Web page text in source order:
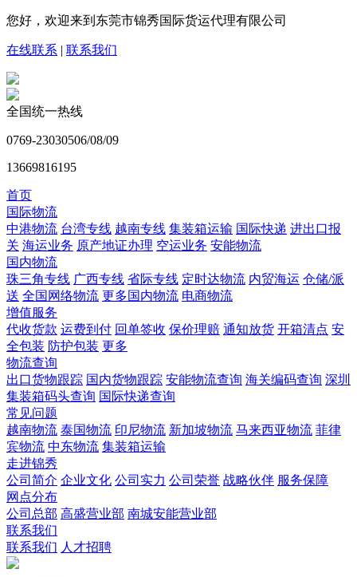
您好，欢迎来到东莞市锦秀国际货运代理有限公司
在线联系 | 联系我们
全国统一热线
0769-23030506/08/09
13669816195
首页
国际物流
中港物流 台湾专线 越南专线 集装箱运输 国际快递 进出口报
关 海运业务 原产地证办理 空运业务 安能物流
国内物流
珠三角专线 广西专线 省际专线 定时达物流 内贸海运 仓储/派
送 全国网络物流 更多国内物流 电商物流
增值服务
代收货款 运费到付 回单签收 保价理赔 通知放货 开箱清点 安
全包装 防护包装 更多
物流查询
出口货物跟踪 国内货物跟踪 安能物流查询 海关编码查询 深圳
集装箱码头查询 国际快递查询
常见问题
越南物流 泰国物流 印尼物流 新加坡物流 马来西亚物流 菲律
宾物流 中东物流 集装箱运输
走进锦秀
公司简介 企业文化 公司实力 公司荣誉 战略伙伴 服务保障
网点分布
公司总部 高盛营业部 南城安能营业部
联系我们
联系我们 人才招聘